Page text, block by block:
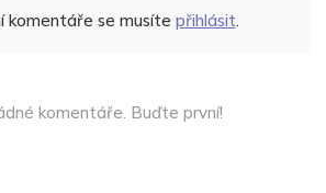
komentáře se musíte přihlásit.
komentáře. Buďte první!